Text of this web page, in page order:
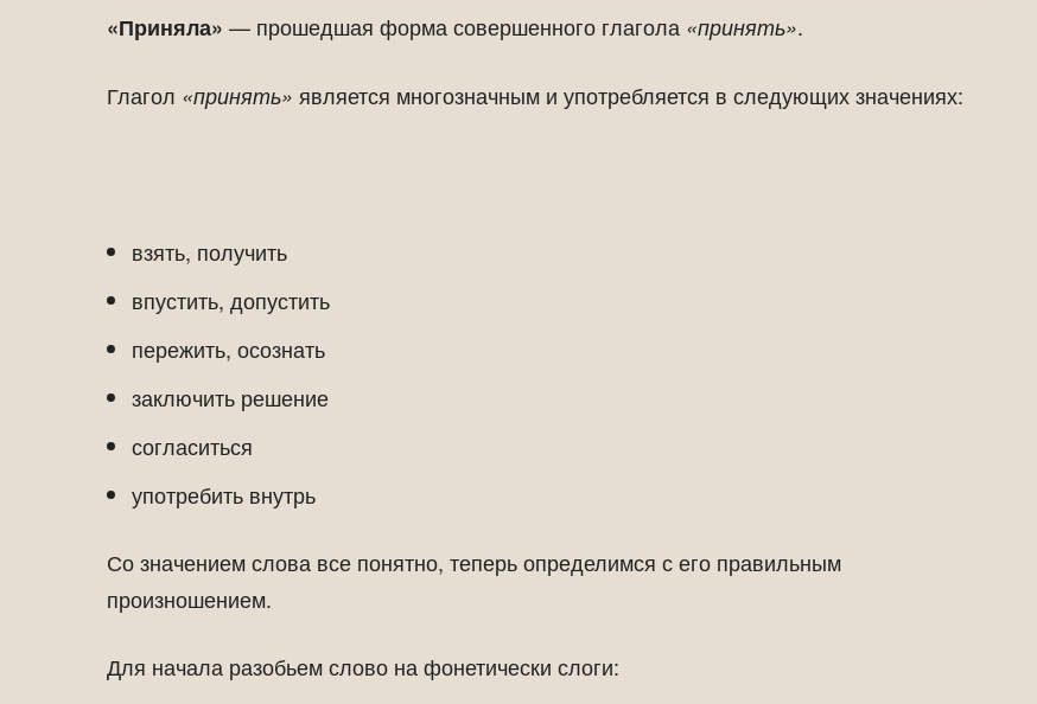
«Приняла» — прошедшая форма совершенного глагола «принять».
Глагол «принять» является многозначным и употребляется в следующих значениях:
взять, получить
впустить, допустить
пережить, осознать
заключить решение
согласиться
употребить внутрь
Со значением слова все понятно, теперь определимся с его правильным
произношением.
Для начала разобьем слово на фонетически слоги: